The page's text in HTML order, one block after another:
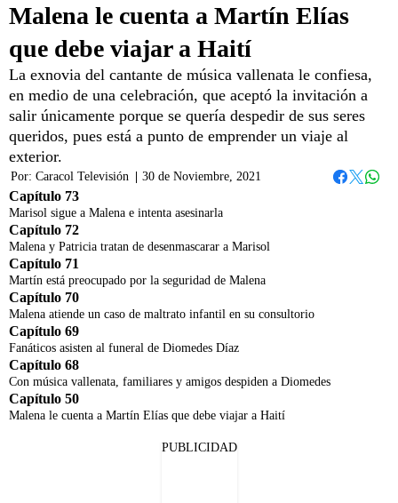
Malena le cuenta a Martín Elías
que debe viajar a Haití
La exnovia del cantante de música vallenata le confiesa,
en medio de una celebración, que aceptó la invitación a
salir únicamente porque se quería despedir de sus seres
queridos, pues está a punto de emprender un viaje al
exterior.
Por: Caracol Televisión
30 de Noviembre, 2021
Capítulo 73
Marisol sigue a Malena e intenta asesinarla
Capítulo 72
Malena y Patricia tratan de desenmascarar a Marisol
Capítulo 71
Martín está preocupado por la seguridad de Malena
Capítulo 70
Malena atiende un caso de maltrato infantil en su consultorio
Capítulo 69
Fanáticos asisten al funeral de Diomedes Díaz
Capítulo 68
Con música vallenata, familiares y amigos despiden a Diomedes
Capítulo 50
Malena le cuenta a Martín Elías que debe viajar a Haití
PUBLICIDAD